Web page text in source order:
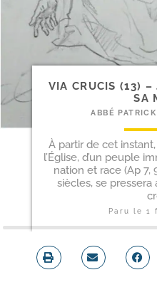
VIA CRUCIS (13) –
SA
ABBÉ
À partir de cet
l’Église, d’un peuple
nation et race (Ap 7,
siècles, se
Paru le1